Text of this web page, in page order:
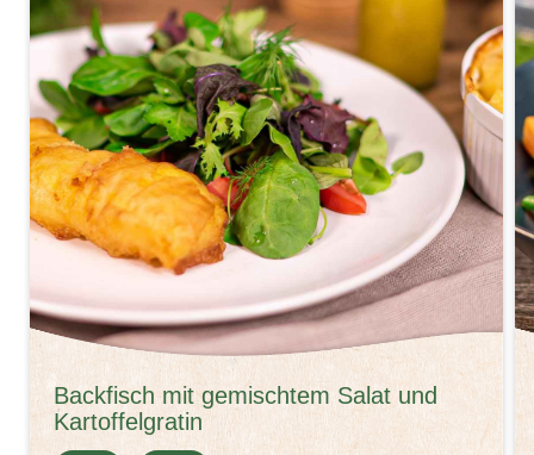
Backfisch mit gemischtem Salat und
Kartoffelgratin